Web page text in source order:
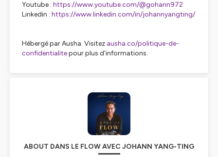
Youtube : https://www.youtube.com/@gohann972
Linkedin : https://www.linkedin.com/in/johannyangting/
Hébergé par Ausha. Visitez ausha.co/politique-de-
confidentialitepour plus d'informations.
ABOUT DANS LE FLOW AVEC JOHANN YANG-TING